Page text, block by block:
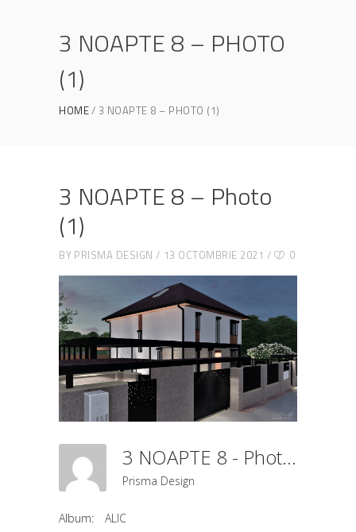
3 NOAPTE 8 – PHOTO
(1)
HOME 3 NOAPTE 8 – PHOTO (1)
3 NOAPTE 8 – Photo
(1)
BY PRISMA DESIGN 13 OCTOMBRIE 2021 0
3 NOAPTE 8 - Photo (1)
Prisma Design
Album:
ALIC